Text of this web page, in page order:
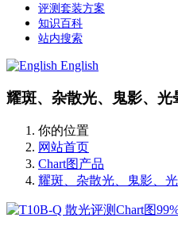
评测套装方案
知识百科
站内搜索
English
耀斑、杂散光、鬼影、光
你的位置
网站首页
Chart图产品
耀斑、杂散光、鬼影、